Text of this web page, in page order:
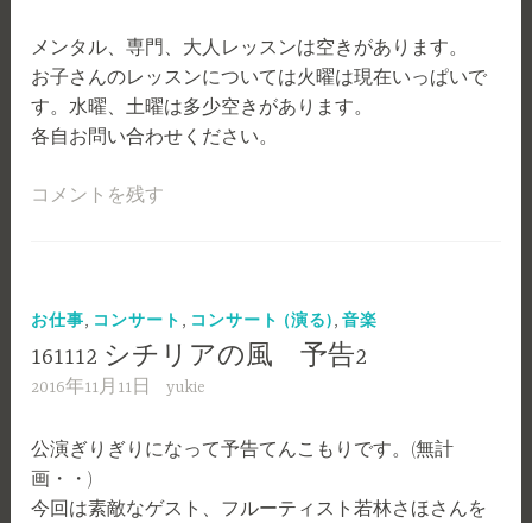
メンタル、専門、大人レッスンは空きがあります。
お子さんのレッスンについては火曜は現在いっぱいで
す。水曜、土曜は多少空きがあります。
各自お問い合わせください。
コメントを残す
お仕事 コンサート コンサート (演る) ,音楽
161112 シチリアの風 予告2
2016年11月11日 yukie
公演ぎりぎりになって予告てんこもりです。(無計
画・・)
今回は素敵なゲスト、フルーティスト若林さほさんを